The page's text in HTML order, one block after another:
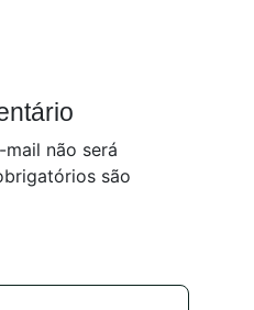
não será
são